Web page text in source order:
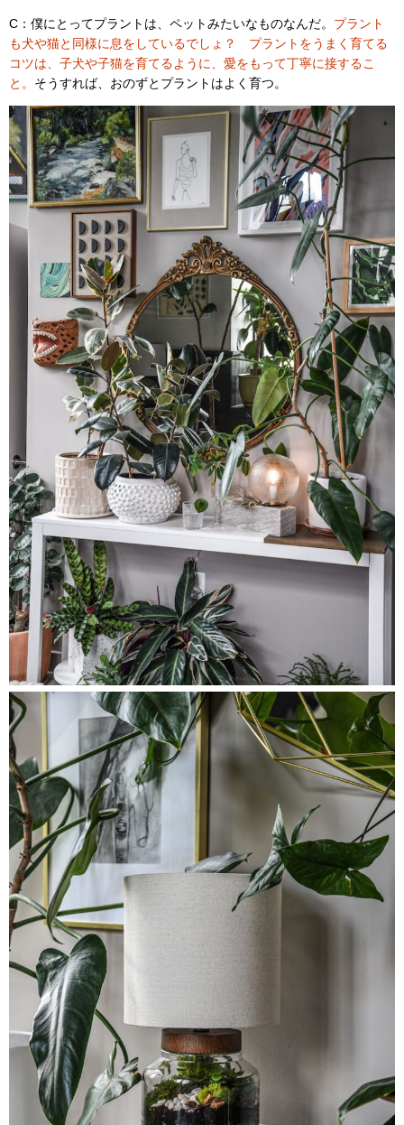
C：僕にとってプラントは、ペットみたいなものなんだ。 プラント
も犬や猫と同様に息をしているでしょ？ プラントをうまく育てる
コツは、子犬や子猫を育てるように、愛をもって丁寧に接するこ
と。 そうすれば、おのずとプラントはよく育つ。